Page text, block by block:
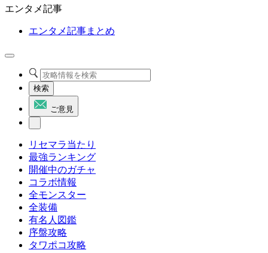
エンタメ記事
エンタメ記事まとめ
検索
ご意見
リセマラ当たり
最強ランキング
開催中のガチャ
コラボ情報
全モンスター
全装備
有名人図鑑
序盤攻略
タワポコ攻略